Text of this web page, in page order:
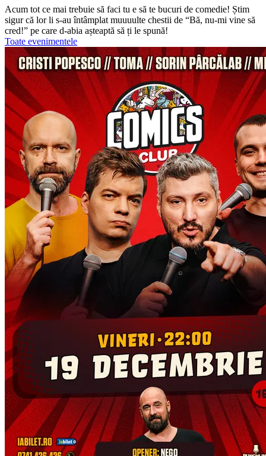
Acum tot ce mai trebuie să faci tu e să te bucuri de comedie! Știm
sigur că lor li s-au întâmplat muuuulte chestii de “Bă, nu-mi vine să
cred!” pe care d-abia așteaptă să ți le spună!
Toate evenimentele